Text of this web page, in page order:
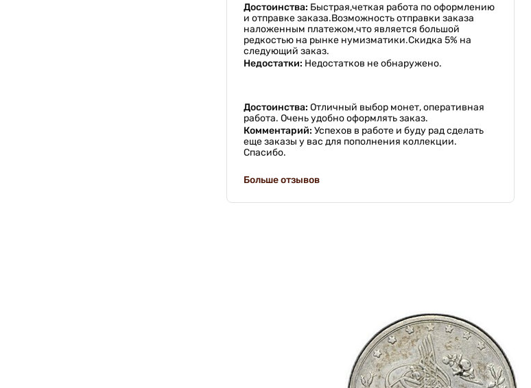
Достоинства: Быстрая,четкая работа по оформлению
и отправке заказа.Возможность отправки заказа
наложенным платежом,что является большой
редкостью на рынке нумизматики.Скидка 5% на
следующий заказ.
Недостатки: Недостатков не обнаружено.
Достоинства: Отличный выбор монет, оперативная
работа. Очень удобно оформлять заказ.
Комментарий: Успехов в работе и буду рад сделать
еще заказы у вас для пополнения коллекции.
Спасибо.
Больше отзывов